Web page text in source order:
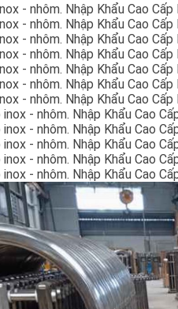
- nhôm. Nhập Khẩu Cao Cấp
- nhôm. Nhập Khẩu Cao Cấp
- nhôm. Nhập Khẩu Cao
- nhôm. Nhập Khẩu Cao
- nhôm. Nhập Khẩu Cao
- nhôm. Nhập Khẩu Cao
- nhôm. Nhập Khẩu Cao Cấp
- nhôm. Nhập Khẩu Cao
- nhôm. Nhập Khẩu Cao
- nhôm. Nhập Khẩu Cao
- nhôm. Nhập Khẩu Cao
- nhôm. Nhập Khẩu Cao